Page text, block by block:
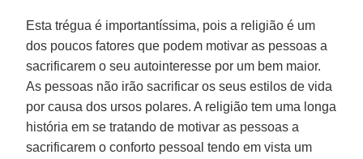
Esta trégua é importantíssima, pois a religião é um
dos poucos fatores que podem motivar as pessoas a
sacrificarem o seu autointeresse por um bem maior.
As pessoas não irão sacrificar os seus estilos de vida
por causa dos ursos polares. A religião tem uma longa
história em se tratando de motivar as pessoas a
sacrificarem o conforto pessoal tendo em vista um